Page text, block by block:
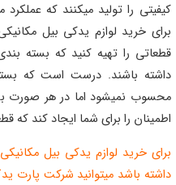
کیفیتی را تولید میکنند که
برای خرید لوازم یدکی بیل
قطعاتی را تهیه کنید که بسته
داشته باشند. درست است که
محسوب نمیشود اما در هر صورت
اطمینان را برای شما ایجاد کند که
برای خرید لوازم یدکی بیل
داشته باشد میتوانید شرکت پارت